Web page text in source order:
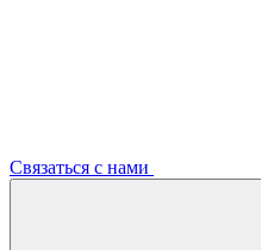
Связаться с нами